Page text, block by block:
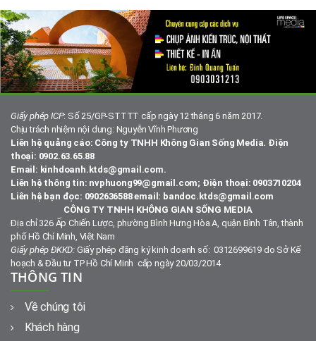
Giấy phép ICP: Số 25/GP-STTTT cấp ngày 12 tháng 6 năm 2017.
Chịu trách nhiệm nội dung: Nguyễn Vĩnh Phương
Liên hệ quảng cáo: Công ty TNHH Không Gian Sống Media. Điện
thoại: 0902.63.65.88
Email: kinhdoanh.ktds@gmail.com.
Liên hệ thông tin: nvphuong99@gmail.com; Điện thoại: 0903710204
Liên hệ bạn đọc: 0902636588 email: bandoc.ktds@gmail.com
CÔNG TY TNHH KHÔNG GIAN SỐNG MEDIA
Địa chỉ 326 Ấp Chiến Lược, phường Bình Hưng Hòa A, quận Bình Tân, thành
phố Hồ Chí Minh, Việt Nam
Giấy phép ĐKKD: Giấy phép đăng ký kinh doanh số: 0312699619 do Sở Kế
hoạch & Đầu tư TP Hồ Chí Minh cấp ngày 20/03/2014
THÔNG TIN
Về chúng tôi
Khách hàng